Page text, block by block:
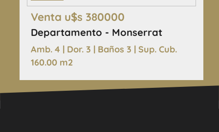
Venta u$s 380000
Departamento - Monserrat
Amb. 4 | Dor. 3 | Baños 3 | Sup. Cub.
160.00 m2